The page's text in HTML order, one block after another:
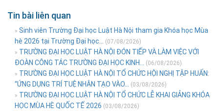
Tin bài liên quan
» Sinh viên Trường Đại học Luật Hà Nội tham gia Khóa học Mùa
hè 2026 tại Trường Đại học...
(07/08/2026)
» TRƯỜNG ĐẠI HỌC LUẬT HÀ NỘI ĐÓN TIẾP VÀ LÀM VIỆC VỚI
ĐOÀN CÔNG TÁC TRƯỜNG ĐẠI HỌC KINH...
(06/08/2026)
» TRƯỜNG ĐẠI HỌC LUẬT HÀ NỘI TỔ CHỨC HỘI NGHỊ TẬP HUẤN:
“ỨNG DỤNG TRÍ TUỆ NHÂN TẠO VÀO...
(03/08/2026)
» TRƯỜNG ĐẠI HỌC LUẬT HÀ NỘI TỔ CHỨC LỄ KHAI GIẢNG KHÓA
HỌC MÙA HÈ QUỐC TẾ 2026 (03/08/2026)